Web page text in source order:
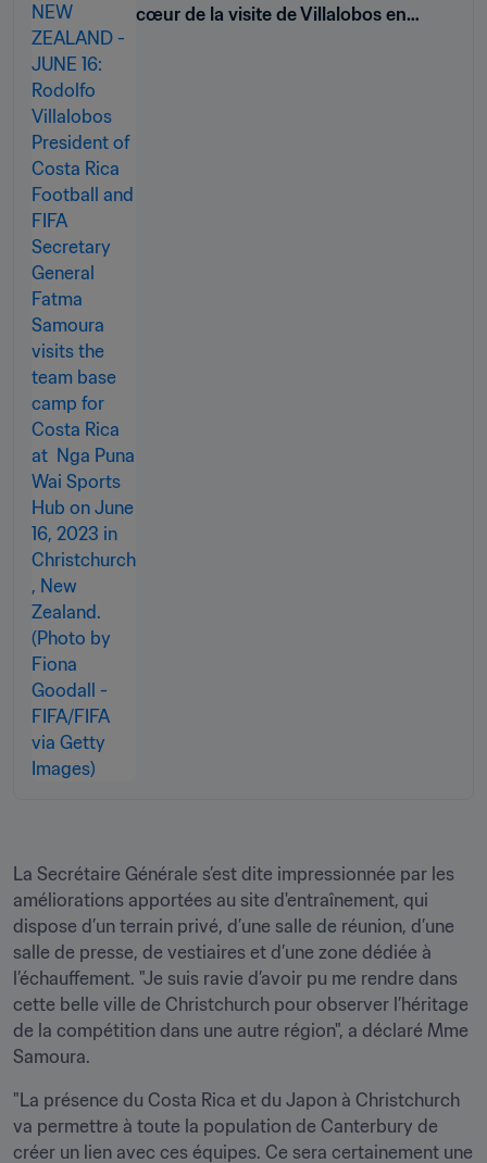
cœur de la visite de Villalobos en
La Secrétaire Générale s’est dite impressionnée par les
améliorations apportées au site d'entraînement, qui
dispose d’un terrain privé, d’une salle de réunion, d’une
salle de presse, de vestiaires et d’une zone dédiée à
l’échauffement. "Je suis ravie d’avoir pu me rendre dans
cette belle ville de Christchurch pour observer l’héritage
de la compétition dans une autre région", a déclaré Mme
Samoura.
"La présence du Costa Rica et du Japon à Christchurch
va permettre à toute la population de Canterbury de
créer un lien avec ces équipes. Ce sera certainement une